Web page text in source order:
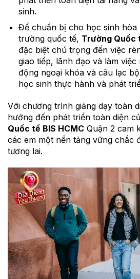
sinh.
Để chuẩn bị cho học sinh hòa
trường quốc tế, Trường Quốc
đặc biệt chú trọng đến việc
giao tiếp, lãnh đạo và làm việc
động ngoại khóa và câu lạc
học sinh thực hành và phát
Với chương trình giảng dạy toàn
hướng đến phát triển toàn diện
Quốc tế BIS HCMC Quận 2 cam
các em một nền tảng vững chắc
tương lai.